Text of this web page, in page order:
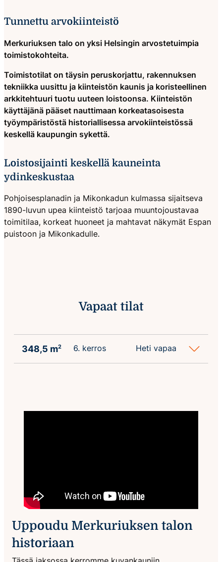
Tunnettu arvokiinteistö
Merkuriuksen talo on yksi Helsingin arvostetuimpia
toimistokohteita.
Toimistotilat on täysin peruskorjattu, rakennuksen
tekniikka uusittu ja kiinteistön kaunis ja koristeellinen
arkkitehtuuri tuotu uuteen loistoonsa. Kiinteistön
käyttäjänä pääset nauttimaan korkeatasoisesta
työympäristöstä historiallisessa arvokiinteistössä
keskellä kaupungin sykettä.
Loistosijainti keskellä kauneinta
ydinkeskustaa
Pohjoisesplanadin ja Mikonkadun kulmassa sijaitseva
1890-luvun upea kiinteistö tarjoaa muuntojoustavaa
toimitilaa, korkeat huoneet ja mahtavat näkymät Espan
puistoon ja Mikonkadulle.
Vapaat tilat
348,5 m2 6. kerros Heti vapaa
Uppoudu Merkuriuksen talon
historiaan